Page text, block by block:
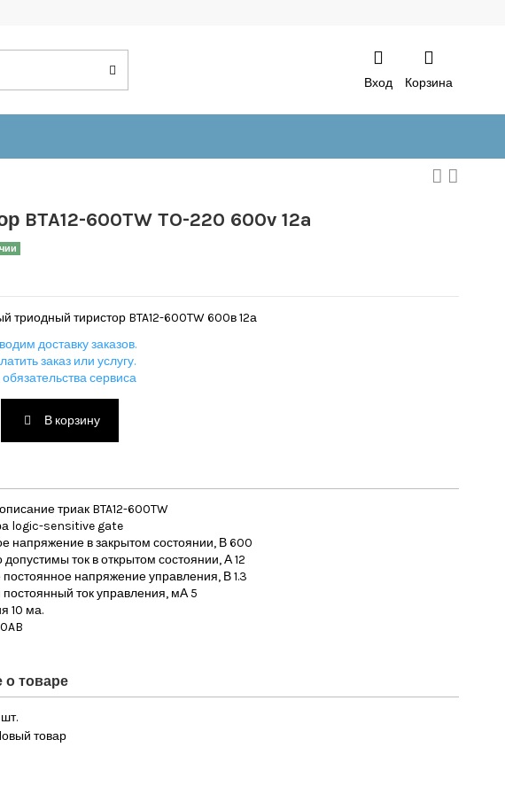
Вход Корзина
BTA12-600TW TO-220 600v 12a
триодный тиристор BTA12-600TW 600в 12а
доставку заказов.
заказ или услугу.
сервиса
В корзину
триак BTA12-600TW
logic-sensitive gate
напряжение в закрытом состоянии, В 600
ток в открытом состоянии, А 12
напряжение управления, В 1.3
ток управления, мА 5
10 ма.
о товаре
товар